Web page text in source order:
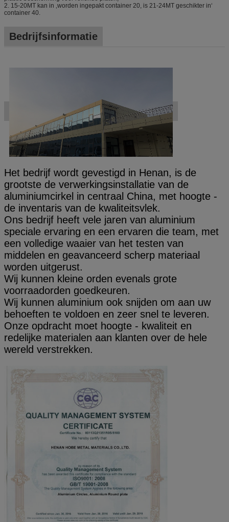
2. 15-20MT kan in ‚worden ingepakt container 20, is 21-24MT geschikter in‘
container 40.
Bedrijfsinformatie
Het bedrijf wordt gevestigd in Henan, is de
grootste de verwerkingsinstallatie van de
aluminiumcirkel in centraal China, met hoogte -
de inventaris van de kwaliteitsvlek.
Ons bedrijf heeft vele jaren van aluminium
speciale ervaring en een ervaren die team, met
een volledige waaier van het testen van
middelen en geavanceerd scherp materiaal
worden uitgerust.
Wij kunnen kleine orden evenals grote
voorraadorden goedkeuren.
Wij kunnen aluminium ook snijden om aan uw
behoeften te voldoen en zeer snel te leveren.
Onze opdracht moet hoogte - kwaliteit en
redelijke materialen aan klanten over de hele
wereld verstrekken.